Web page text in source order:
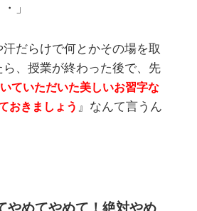
」
汗だらけで何とかその場を取
ら、授業が終わった後で、先
ていただいた美しいお習字な
おきましょう 』なんて言うん
やめてやめて！絶対やめ